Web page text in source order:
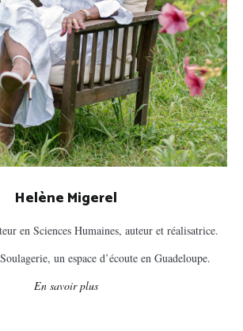
Helène Migerel
en Sciences Humaines, auteur et réalisatrice.
un espace d’écoute en Guadeloupe.
En savoir plus